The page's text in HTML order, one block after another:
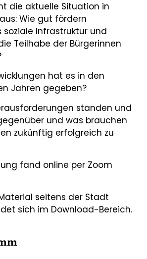
die aktuelle Situation in
Wie gut fördern
Infrastruktur und
Teilhabe der Bürgerinnen
hat es in den
Jahren gegeben?
standen und
und was brauchen
zukünftig erfolgreich zu
fand online per Zoom
seitens der Stadt
sich im Download-Bereich.